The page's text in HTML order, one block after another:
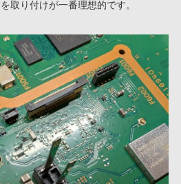
取り付けが一番理想的です。